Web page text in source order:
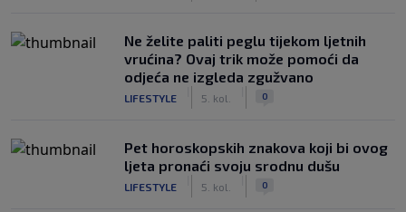
Ne želite paliti peglu tijekom ljetnih
vrućina? Ovaj trik može pomoći da
odjeća ne izgleda zgužvano
LIFESTYLE 5. kol. 0
Pet horoskopskih znakova koji bi ovog
ljeta pronaći svoju srodnu dušu
LIFESTYLE 5. kol. 0